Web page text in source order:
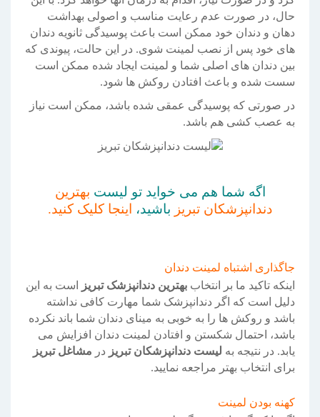
حال، در صورت عدم رعایت مناسب و اصولی بهداشت
دهان و دندان خود ممکن است باعث پوسیدگی ثانویه دندان
های خود پس از نصب لمینت شوی. در این حالت، پیوندی که
بین دندان های اصلی شما و لمینت ایجاد شده ممکن است
سست شده و باعث افتادن روکش ها شود.
در صورتی که پوسیدگی عمقی شده باشد، ممکن است نیاز
به عصب کشی هم باشد.
اگه شما هم می خواید تو لیست بهترین
دندانپزشکان تبریز باشید، اینجا کلیک کنید.
جاگذاری اشتباه لمینت دندان
اینکه تاکید ما بر انتخاب بهترین دندانپزشک تبریز
است به این
دلیل است که اگر دندانپزشک شما مهارت کافی نداشته
باشد و روکش ها را به خوبی به مینای دندان شما باند نکرده
باشد، احتمال شکستن و افتادن لمینت دندان افزایش می
یابد. در نتیجه به لیست دندانپزشکان تبریز در مشاغل تبریز
برای انتخاب بهتر مراجعه نمایید.
کهنه بودن لمینت